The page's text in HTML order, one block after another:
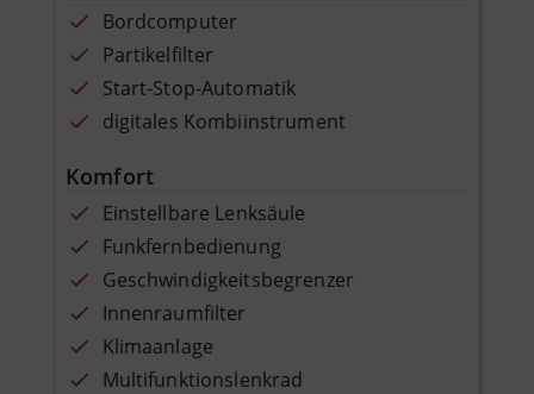
Bordcomputer
Partikelfilter
Start-Stop-Automatik
digitales Kombiinstrument
Komfort
Einstellbare Lenksäule
Funkfernbedienung
Geschwindigkeitsbegrenzer
Innenraumfilter
Klimaanlage
Multifunktionslenkrad